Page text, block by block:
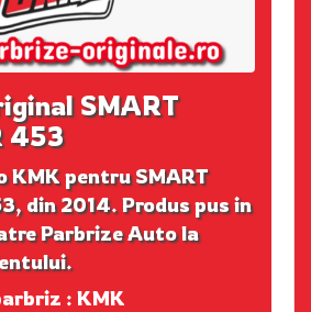
SMART
453
KMK pentru SMART
din 2014. Produs pus in
Parbrize Auto la
: KMK